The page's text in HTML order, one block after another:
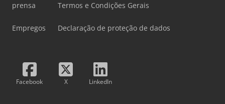
prensa
Empregos
Termos e Condições Gerais
Declaração de proteção de dados
Facebook X LinkedIn